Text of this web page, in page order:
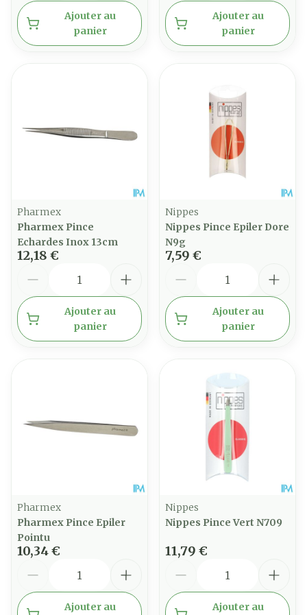
Ajouter au
panier
Ajouter au
panier
Pharmex
Pharmex Pince
Echardes Inox 13cm
12,18 €
Ajouter au
panier
Nippes
Nippes Pince Epiler Dore
N9g
7,59 €
Ajouter au
panier
Pharmex
Pharmex Pince Epiler
Pointu
10,34 €
Ajouter au
Nippes
Nippes Pince Vert N709
11,79 €
Ajouter au